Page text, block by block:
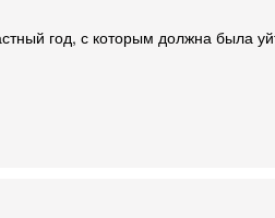
год, с которым должна была